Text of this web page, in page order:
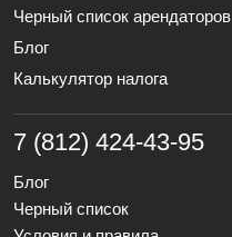
Черный список арендаторов
Блог
Калькулятор налога
7 (812) 424-43-95
Блог
Черный список